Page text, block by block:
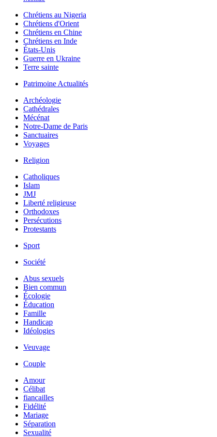
Chrétiens au Nigeria
Chrétiens d'Orient
Chrétiens en Chine
Chrétiens en Inde
États-Unis
Guerre en Ukraine
Terre sainte
Patrimoine Actualités
Archéologie
Cathédrales
Mécénat
Notre-Dame de Paris
Sanctuaires
Voyages
Religion
Catholiques
Islam
JMJ
Liberté religieuse
Orthodoxes
Persécutions
Protestants
Sport
Société
Abus sexuels
Bien commun
Écologie
Éducation
Famille
Handicap
Idéologies
Veuvage
Couple
Amour
Célibat
fiancailles
Fidélité
Mariage
Séparation
Sexualité